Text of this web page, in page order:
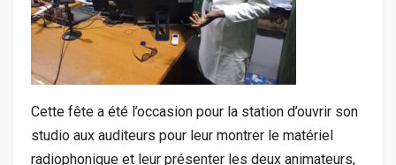
Cette fête a été l’occasion pour la station d’ouvrir son
studio aux auditeurs pour leur montrer le matériel
radiophonique et leur présenter les deux animateurs,